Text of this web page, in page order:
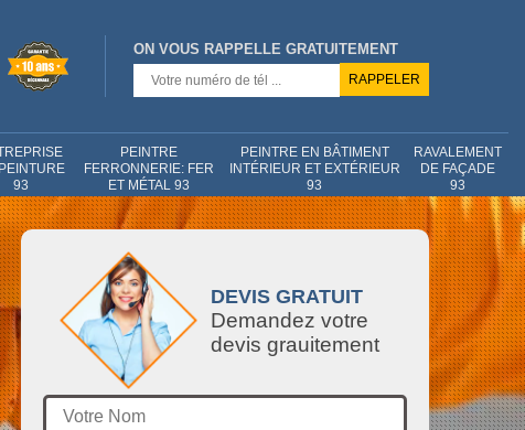
ON VOUS RAPPELLE GRATUITEMENT
93
PEINTRE
FERRONNERIE: FER
ET MÉTAL 93
PEINTRE EN BÂTIMENT
INTÉRIEUR ET EXTÉRIEUR
93
RAVALEMENT
DE FAÇADE
93
DEVIS GRATUIT
Demandez votre
devis grauitement